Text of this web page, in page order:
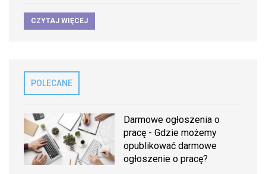
CZYTAJ WIĘCEJ
POLECANE
Darmowe ogłoszenia o
pracę - Gdzie możemy
opublikować darmowe
ogłoszenie o pracę?